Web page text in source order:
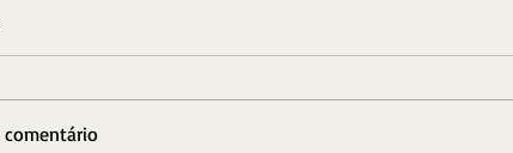
comentário